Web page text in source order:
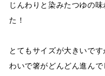
じんわりと染みたつゆの
た！
とてもサイズが大きいで
わいで箸がどんどん進んで